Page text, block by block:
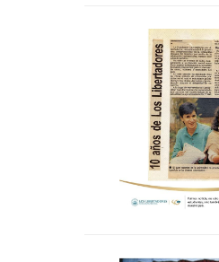
Fuimos noticia,
conectamos
historia de
estudiantes,
tejido en